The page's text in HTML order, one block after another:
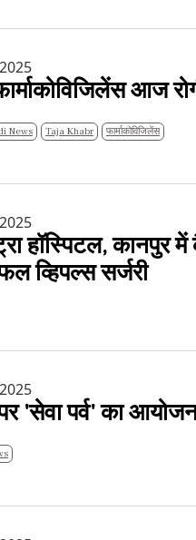
आज
News Taja Khabr फार्माकोविजिलेंस
हॉस्पिटल, कानपुर
व्हिपल्स सर्जरी
'सेवा पर्व' का